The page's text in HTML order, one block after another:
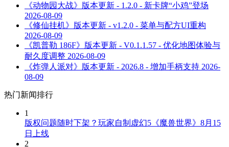
《动物园大战》版本更新 - 1.2.0 - 新卡牌“小鸡”登场
2026-08-09
《修仙挂机》版本更新 - v1.2.0 - 菜单与配方UI重构
2026-08-09
《凯普勒 186F》版本更新 - V0.1.1.57 - 优化地图体验与
耐久度调整 2026-08-09
《炸弹人派对》版本更新 - 2026.8 - 增加手柄支持 2026-
08-09
热门新闻排行
1
版权问题随时下架？玩家自制虚幻5《魔兽世界》8月15
日上线
2